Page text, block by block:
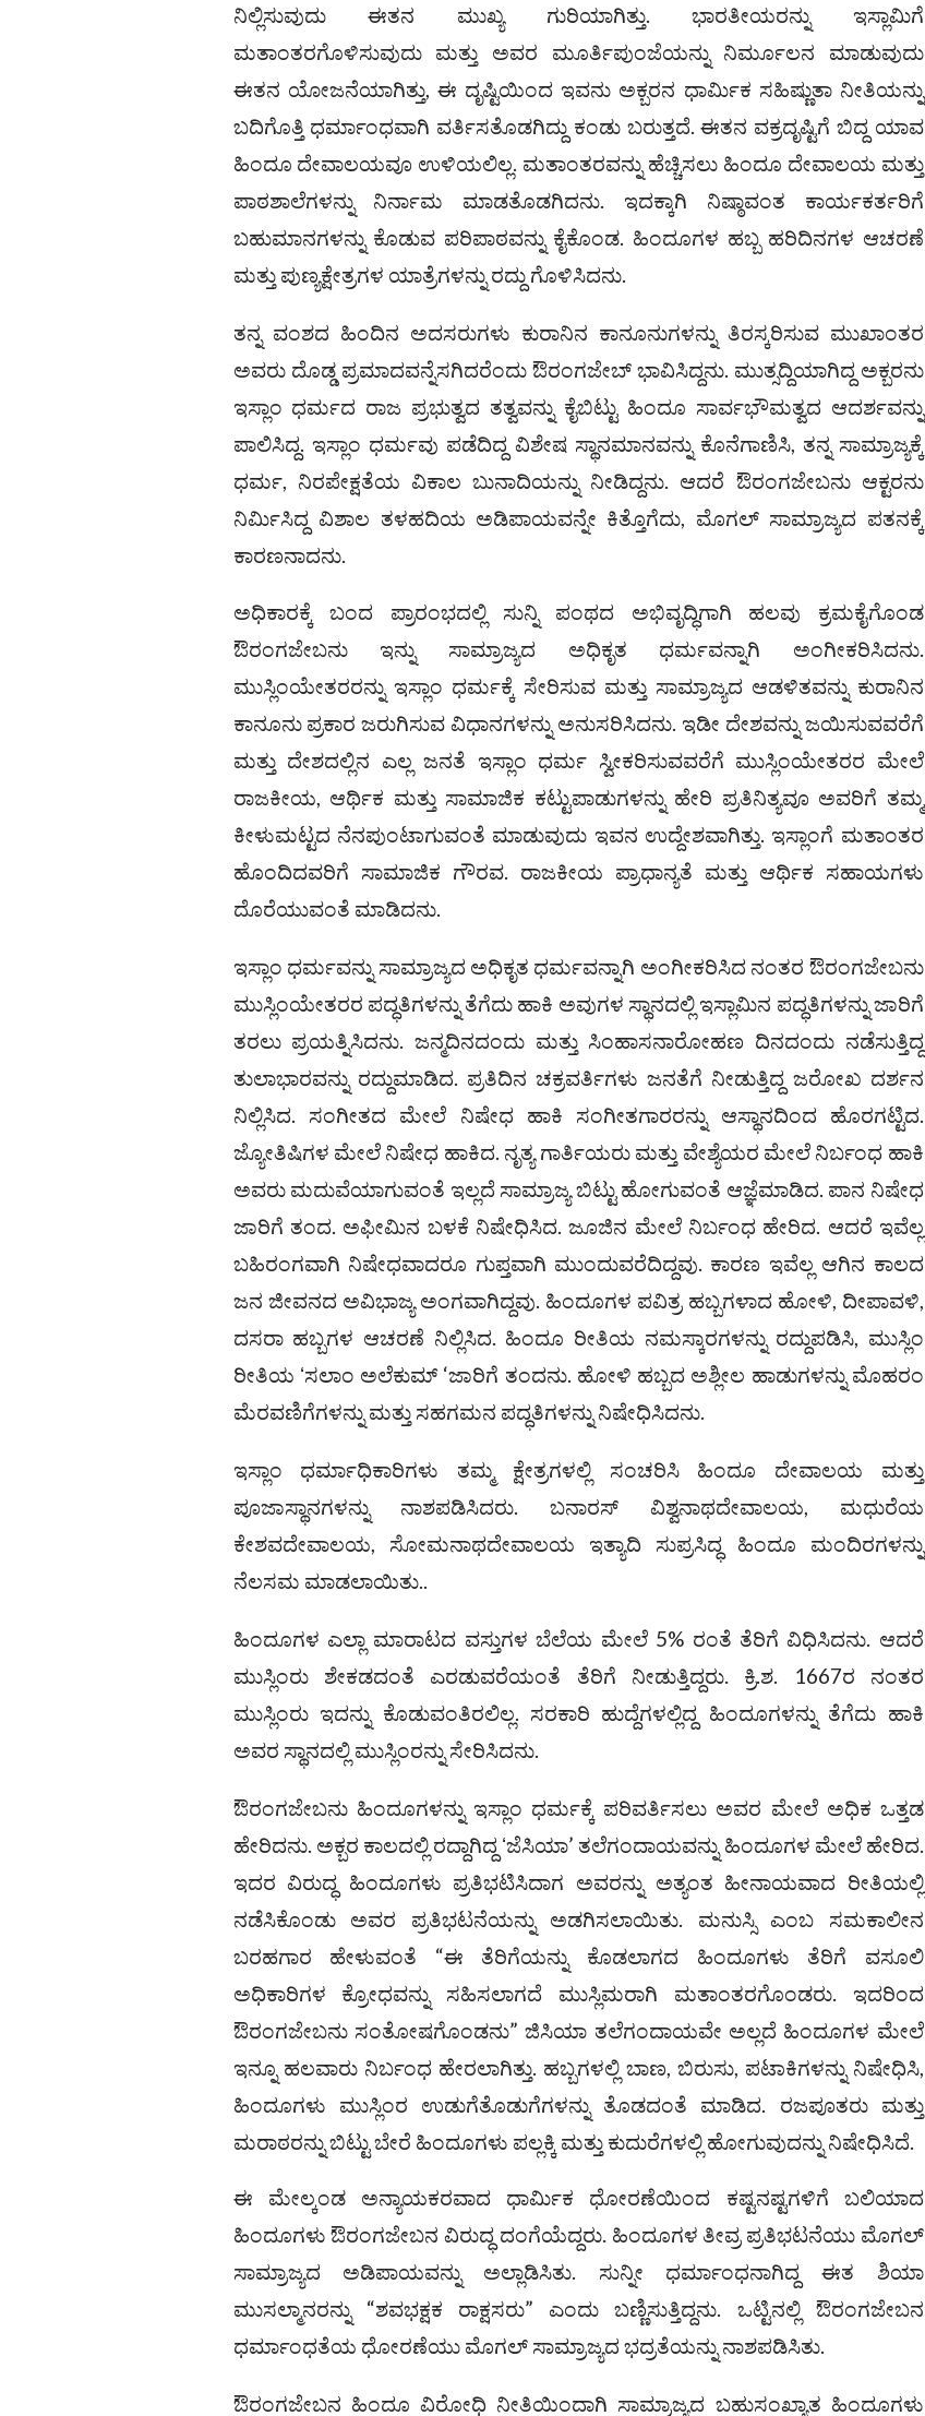
ನಿಲ್ಲಿಸುವುದು ಈತನ ಮುಖ್ಯ ಗುರಿಯಾಗಿತ್ತು. ಭಾರತೀಯರನ್ನು ಇಸ್ಲಾಮಿಗೆ
ಮತಾಂತರಗೊಳಿಸುವುದು ಮತ್ತು ಅವರ ಮೂರ್ತಿಪುಂಜೆಯನ್ನು ನಿರ್ಮೂಲನ ಮಾಡುವುದು
ಈತನ ಯೋಜನೆಯಾಗಿತ್ತು, ಈ ದೃಷ್ಟಿಯಿಂದ ಇವನು ಅಕ್ಬರನ ಧಾರ್ಮಿಕ ಸಹಿಷ್ಣುತಾ ನೀತಿಯನ್ನು
ಬದಿಗೊತ್ತಿ ಧರ್ಮಾಂಧವಾಗಿ ವರ್ತಿಸತೊಡಗಿದ್ದು ಕಂಡು ಬರುತ್ತದೆ. ಈತನ ವಕ್ರದೃಷ್ಟಿಗೆ ಬಿದ್ದ ಯಾವ
ಹಿಂದೂ ದೇವಾಲಯವೂ ಉಳಿಯಲಿಲ್ಲ. ಮತಾಂತರವನ್ನು ಹೆಚ್ಚಿಸಲು ಹಿಂದೂ ದೇವಾಲಯ ಮತ್ತು
ಪಾಠಶಾಲೆಗಳನ್ನು ನಿರ್ನಾಮ ಮಾಡತೊಡಗಿದನು. ಇದಕ್ಕಾಗಿ ನಿಷ್ಠಾವಂತ ಕಾರ್ಯಕರ್ತರಿಗೆ
ಬಹುಮಾನಗಳನ್ನು ಕೊಡುವ ಪರಿಪಾಠವನ್ನು ಕೈಕೊಂಡ. ಹಿಂದೂಗಳ ಹಬ್ಬ ಹರಿದಿನಗಳ ಆಚರಣೆ
ಮತ್ತು ಪುಣ್ಯಕ್ಷೇತ್ರಗಳ ಯಾತ್ರೆಗಳನ್ನು ರದ್ದು ಗೊಳಿಸಿದನು.
ತನ್ನ ವಂಶದ ಹಿಂದಿನ ಅದಸರುಗಳು ಕುರಾನಿನ ಕಾನೂನುಗಳನ್ನು ತಿರಸ್ಕರಿಸುವ ಮುಖಾಂತರ
ಅವರು ದೊಡ್ಡ ಪ್ರಮಾದವನ್ನೆಸಗಿದರೆಂದು ಔರಂಗಜೇಬ್ ಭಾವಿಸಿದ್ದನು. ಮುತ್ಸದ್ದಿಯಾಗಿದ್ದ ಅಕ್ಬರನು
ಇಸ್ಲಾಂ ಧರ್ಮದ ರಾಜ ಪ್ರಭುತ್ವದ ತತ್ವವನ್ನು ಕೈಬಿಟ್ಟು ಹಿಂದೂ ಸಾರ್ವಭೌಮತ್ವದ ಆದರ್ಶವನ್ನು
ಪಾಲಿಸಿದ್ದ. ಇಸ್ಲಾಂ ಧರ್ಮವು ಪಡೆದಿದ್ದ ವಿಶೇಷ ಸ್ಥಾನಮಾನವನ್ನು ಕೊನೆಗಾಣಿಸಿ, ತನ್ನ ಸಾಮ್ರಾಜ್ಯಕ್ಕೆ
ಧರ್ಮ, ನಿರಪೇಕ್ಷತೆಯ ವಿಕಾಲ ಬುನಾದಿಯನ್ನು ನೀಡಿದ್ದನು. ಆದರೆ ಔರಂಗಜೇಬನು ಆಕ್ಟರನು
ನಿರ್ಮಿಸಿದ್ದ ವಿಶಾಲ ತಳಹದಿಯ ಅಡಿಪಾಯವನ್ನೇ ಕಿತ್ತೊಗೆದು, ಮೊಗಲ್ ಸಾಮ್ರಾಜ್ಯದ ಪತನಕ್ಕೆ
ಕಾರಣನಾದನು.
ಅಧಿಕಾರಕ್ಕೆ ಬಂದ ಪ್ರಾರಂಭದಲ್ಲಿ ಸುನ್ನಿ ಪಂಥದ ಅಭಿವೃದ್ಧಿಗಾಗಿ ಹಲವು ಕ್ರಮಕೈಗೊಂಡ
ಔರಂಗಜೇಬನು ಇನ್ನು ಸಾಮ್ರಾಜ್ಯದ ಅಧಿಕೃತ ಧರ್ಮವನ್ನಾಗಿ ಅಂಗೀಕರಿಸಿದನು.
ಮುಸ್ಲಿಂಯೇತರರನ್ನು ಇಸ್ಲಾಂ ಧರ್ಮಕ್ಕೆ ಸೇರಿಸುವ ಮತ್ತು ಸಾಮ್ರಾಜ್ಯದ ಆಡಳಿತವನ್ನು ಕುರಾನಿನ
ಕಾನೂನು ಪ್ರಕಾರ ಜರುಗಿಸುವ ವಿಧಾನಗಳನ್ನು ಅನುಸರಿಸಿದನು. ಇಡೀ ದೇಶವನ್ನು ಜಯಿಸುವವರೆಗೆ
ಮತ್ತು ದೇಶದಲ್ಲಿನ ಎಲ್ಲ ಜನತೆ ಇಸ್ಲಾಂ ಧರ್ಮ ಸ್ವೀಕರಿಸುವವರೆಗೆ ಮುಸ್ಲಿಂಯೇತರರ ಮೇಲೆ
ರಾಜಕೀಯ, ಆರ್ಥಿಕ ಮತ್ತು ಸಾಮಾಜಿಕ ಕಟ್ಟುಪಾಡುಗಳನ್ನು ಹೇರಿ ಪ್ರತಿನಿತ್ಯವೂ ಅವರಿಗೆ ತಮ್ಮ
ಕೀಳುಮಟ್ಟದ ನೆನಪುಂಟಾಗುವಂತೆ ಮಾಡುವುದು ಇವನ ಉದ್ದೇಶವಾಗಿತ್ತು. ಇಸ್ಲಾಂಗೆ ಮತಾಂತರ
ಹೊಂದಿದವರಿಗೆ ಸಾಮಾಜಿಕ ಗೌರವ. ರಾಜಕೀಯ ಪ್ರಾಧಾನ್ಯತೆ ಮತ್ತು ಆರ್ಥಿಕ ಸಹಾಯಗಳು
ದೊರೆಯುವಂತೆ ಮಾಡಿದನು.
ಇಸ್ಲಾಂ ಧರ್ಮವನ್ನು ಸಾಮ್ರಾಜ್ಯದ ಅಧಿಕೃತ ಧರ್ಮವನ್ನಾಗಿ ಅಂಗೀಕರಿಸಿದ ನಂತರ ಔರಂಗಜೇಬನು
ಮುಸ್ಲಿಂಯೇತರರ ಪದ್ಧತಿಗಳನ್ನು ತೆಗೆದು ಹಾಕಿ ಅವುಗಳ ಸ್ಥಾನದಲ್ಲಿ ಇಸ್ಲಾಮಿನ ಪದ್ಧತಿಗಳನ್ನು ಜಾರಿಗೆ
ತರಲು ಪ್ರಯತ್ನಿಸಿದನು. ಜನ್ಮದಿನದಂದು ಮತ್ತು ಸಿಂಹಾಸನಾರೋಹಣ ದಿನದಂದು ನಡೆಸುತ್ತಿದ್ದ
ತುಲಾಭಾರವನ್ನು ರದ್ದುಮಾಡಿದ. ಪ್ರತಿದಿನ ಚಕ್ರವರ್ತಿಗಳು ಜನತೆಗೆ ನೀಡುತ್ತಿದ್ದ ಜರೋಖ ದರ್ಶನ
ನಿಲ್ಲಿಸಿದ. ಸಂಗೀತದ ಮೇಲೆ ನಿಷೇಧ ಹಾಕಿ ಸಂಗೀತಗಾರರನ್ನು ಆಸ್ಥಾನದಿಂದ ಹೊರಗಟ್ಟಿದ.
ಜ್ಯೋತಿಷಿಗಳ ಮೇಲೆ ನಿಷೇಧ ಹಾಕಿದ. ನೃತ್ಯ ಗಾರ್ತಿಯರು ಮತ್ತು ವೇಶ್ಯೆಯರ ಮೇಲೆ ನಿರ್ಬಂಧ ಹಾಕಿ
ಅವರು ಮದುವೆಯಾಗುವಂತೆ ಇಲ್ಲದೆ ಸಾಮ್ರಾಜ್ಯ ಬಿಟ್ಟು ಹೋಗುವಂತೆ ಆಜ್ಞೆಮಾಡಿದ. ಪಾನ ನಿಷೇಧ
ಜಾರಿಗೆ ತಂದ. ಅಫೀಮಿನ ಬಳಕೆ ನಿಷೇಧಿಸಿದ. ಜೂಜಿನ ಮೇಲೆ ನಿರ್ಬಂಧ ಹೇರಿದ. ಆದರೆ ಇವೆಲ್ಲ
ಬಹಿರಂಗವಾಗಿ ನಿಷೇಧವಾದರೂ ಗುಪ್ತವಾಗಿ ಮುಂದುವರೆದಿದ್ದವು. ಕಾರಣ ಇವೆಲ್ಲ ಆಗಿನ ಕಾಲದ
ಜನ ಜೀವನದ ಅವಿಭಾಜ್ಯ ಅಂಗವಾಗಿದ್ದವು. ಹಿಂದೂಗಳ ಪವಿತ್ರ ಹಬ್ಬಗಳಾದ ಹೋಳಿ, ದೀಪಾವಳಿ,
ದಸರಾ ಹಬ್ಬಗಳ ಆಚರಣೆ ನಿಲ್ಲಿಸಿದ. ಹಿಂದೂ ರೀತಿಯ ನಮಸ್ಕಾರಗಳನ್ನು ರದ್ದುಪಡಿಸಿ, ಮುಸ್ಲಿಂ
ರೀತಿಯ ʻಸಲಾಂ ಅಲೆಕುಮ್ ‘ಜಾರಿಗೆ ತಂದನು. ಹೋಳಿ ಹಬ್ಬದ ಅಶ್ಲೀಲ ಹಾಡುಗಳನ್ನು ಮೊಹರಂ
ಮೆರವಣಿಗೆಗಳನ್ನು ಮತ್ತು ಸಹಗಮನ ಪದ್ಧತಿಗಳನ್ನು ನಿಷೇಧಿಸಿದನು.
ಇಸ್ಲಾಂ ಧರ್ಮಾಧಿಕಾರಿಗಳು ತಮ್ಮ ಕ್ಷೇತ್ರಗಳಲ್ಲಿ ಸಂಚರಿಸಿ ಹಿಂದೂ ದೇವಾಲಯ ಮತ್ತು
ಪೂಜಾಸ್ಥಾನಗಳನ್ನು ನಾಶಪಡಿಸಿದರು. ಬನಾರಸ್‌ ವಿಶ್ವನಾಥದೇವಾಲಯ, ಮಧುರೆಯ
ಕೇಶವದೇವಾಲಯ, ಸೋಮನಾಥದೇವಾಲಯ ಇತ್ಯಾದಿ ಸುಪ್ರಸಿದ್ಧ ಹಿಂದೂ ಮಂದಿರಗಳನ್ನು
ನೆಲಸಮ ಮಾಡಲಾಯಿತು..
ಹಿಂದೂಗಳ ಎಲ್ಲಾ ಮಾರಾಟದ ವಸ್ತುಗಳ ಬೆಲೆಯ ಮೇಲೆ 5% ರಂತೆ ತೆರಿಗೆ ವಿಧಿಸಿದನು. ಆದರೆ
ಮುಸ್ಲಿಂರು ಶೇಕಡದಂತೆ ಎರಡುವರೆಯಂತೆ ತೆರಿಗೆ ನೀಡುತ್ತಿದ್ದರು. ಕ್ರಿ.ಶ. 1667ರ ನಂತರ
ಮುಸ್ಲಿಂರು ಇದನ್ನು ಕೊಡುವಂತಿರಲಿಲ್ಲ. ಸರಕಾರಿ ಹುದ್ದೆಗಳಲ್ಲಿದ್ದ ಹಿಂದೂಗಳನ್ನು ತೆಗೆದು ಹಾಕಿ
ಅವರ ಸ್ಥಾನದಲ್ಲಿ ಮುಸ್ಲಿಂರನ್ನು ಸೇರಿಸಿದನು.
ಔರಂಗಜೇಬನು ಹಿಂದೂಗಳನ್ನು ಇಸ್ಲಾಂ ಧರ್ಮಕ್ಕೆ ಪರಿವರ್ತಿಸಲು ಅವರ ಮೇಲೆ ಅಧಿಕ ಒತ್ತಡ
ಹೇರಿದನು. ಅಕ್ಬರ ಕಾಲದಲ್ಲಿ ರದ್ದಾಗಿದ್ದ ʻಜೆಸಿಯಾ’ ತಲೆಗಂದಾಯವನ್ನು ಹಿಂದೂಗಳ ಮೇಲೆ ಹೇರಿದ.
ಇದರ ವಿರುದ್ಧ ಹಿಂದೂಗಳು ಪ್ರತಿಭಟಿಸಿದಾಗ ಅವರನ್ನು ಅತ್ಯಂತ ಹೀನಾಯವಾದ ರೀತಿಯಲ್ಲಿ
ನಡೆಸಿಕೊಂಡು ಅವರ ಪ್ರತಿಭಟನೆಯನ್ನು ಅಡಗಿಸಲಾಯಿತು. ಮನುಸ್ಸಿ ಎಂಬ ಸಮಕಾಲೀನ
ಬರಹಗಾರ ಹೇಳುವಂತೆ “ಈ ತೆರಿಗೆಯನ್ನು ಕೊಡಲಾಗದ ಹಿಂದೂಗಳು ತೆರಿಗೆ ವಸೂಲಿ
ಅಧಿಕಾರಿಗಳ ಕ್ರೋಧವನ್ನು ಸಹಿಸಲಾಗದೆ ಮುಸ್ಲಿಮರಾಗಿ ಮತಾಂತರಗೊಂಡರು. ಇದರಿಂದ
ಔರಂಗಜೇಬನು ಸಂತೋಷಗೊಂಡನು” ಜಿಸಿಯಾ ತಲೆಗಂದಾಯವೇ ಅಲ್ಲದೆ ಹಿಂದೂಗಳ ಮೇಲೆ
ಇನ್ನೂ ಹಲವಾರು ನಿರ್ಬಂಧ ಹೇರಲಾಗಿತ್ತು. ಹಬ್ಬಗಳಲ್ಲಿ ಬಾಣ, ಬಿರುಸು, ಪಟಾಕಿಗಳನ್ನು ನಿಷೇಧಿಸಿ,
ಹಿಂದೂಗಳು ಮುಸ್ಲಿಂರ ಉಡುಗೆತೊಡುಗೆಗಳನ್ನು ತೊಡದಂತೆ ಮಾಡಿದ. ರಜಪೂತರು ಮತ್ತು
ಮರಾಠರನ್ನು ಬಿಟ್ಟು ಬೇರೆ ಹಿಂದೂಗಳು ಪಲ್ಲಕ್ಕಿ ಮತ್ತು ಕುದುರೆಗಳಲ್ಲಿ ಹೋಗುವುದನ್ನು ನಿಷೇಧಿಸಿದೆ.
ಈ ಮೇಲ್ಕಂಡ ಅನ್ಯಾಯಕರವಾದ ಧಾರ್ಮಿಕ ಧೋರಣೆಯಿಂದ ಕಷ್ಟನಷ್ಟಗಳಿಗೆ ಬಲಿಯಾದ
ಹಿಂದೂಗಳು ಔರಂಗಜೇಬನ ವಿರುದ್ಧ ದಂಗೆಯೆದ್ದರು. ಹಿಂದೂಗಳ ತೀವ್ರ ಪ್ರತಿಭಟನೆಯು ಮೊಗಲ್
ಸಾಮ್ರಾಜ್ಯದ ಅಡಿಪಾಯವನ್ನು ಅಲ್ಲಾಡಿಸಿತು. ಸುನ್ನೀ ಧರ್ಮಾಂಧನಾಗಿದ್ದ ಈತ ಶಿಯಾ
ಮುಸಲ್ಮಾನರನ್ನು “ಶವಭಕ್ಷಕ ರಾಕ್ಷಸರು” ಎಂದು ಬಣ್ಣಿಸುತ್ತಿದ್ದನು. ಒಟ್ಟಿನಲ್ಲಿ ಔರಂಗಜೇಬನ
ಧರ್ಮಾಂಧತೆಯ ಧೋರಣೆಯು ಮೊಗಲ್ ಸಾಮ್ರಾಜ್ಯದ ಭದ್ರತೆಯನ್ನು ನಾಶಪಡಿಸಿತು.
ಔರಂಗಜೇಬನ ಹಿಂದೂ ವಿರೋಧಿ ನೀತಿಯಿಂದಾಗಿ ಸಾಮ್ರಾಜ್ಯದ ಬಹುಸಂಖ್ಯಾತ ಹಿಂದೂಗಳು